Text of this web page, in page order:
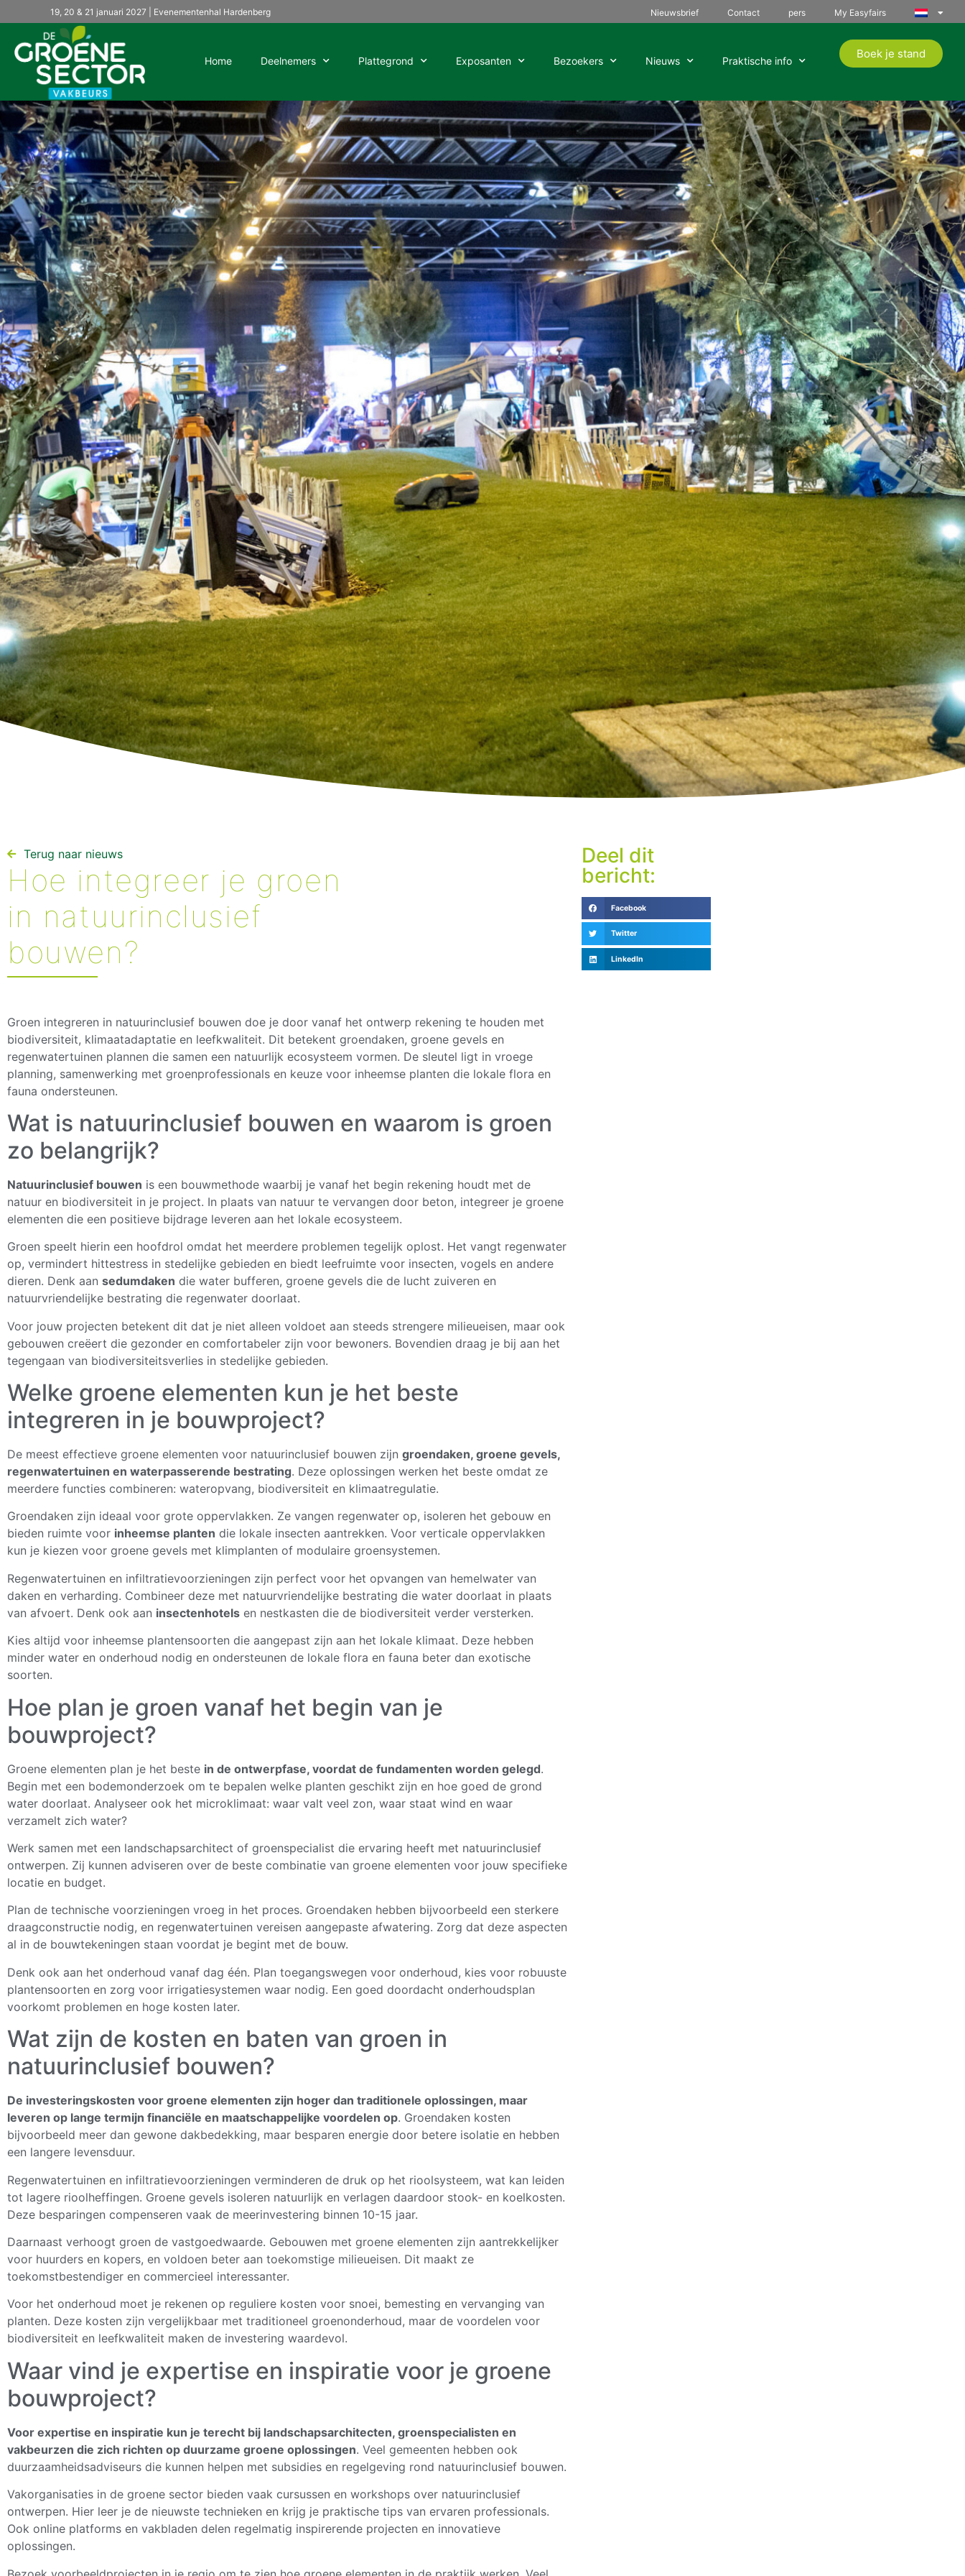
19, 20 & 21 januari 2027 | Evenementenhal Hardenberg Nieuwsbrief Contact pers My Easyfairs
Home Deelnemers Plattegrond Exposanten Bezoekers Nieuws Praktische info Boek je stand
Terug naar nieuws​
Hoe integreer je groen
in natuurinclusief
bouwen?
Groen integreren in natuurinclusief bouwen doe je door vanaf het ontwerp rekening te houden met
biodiversiteit, klimaatadaptatie en leefkwaliteit. Dit betekent groendaken, groene gevels en
regenwatertuinen plannen die samen een natuurlijk ecosysteem vormen. De sleutel ligt in vroege
planning, samenwerking met groenprofessionals en keuze voor inheemse planten die lokale flora en
fauna ondersteunen.
Wat is natuurinclusief bouwen en waarom is groen
zo belangrijk?
Natuurinclusief bouwen is een bouwmethode waarbij je vanaf het begin rekening houdt met de
natuur en biodiversiteit in je project. In plaats van natuur te vervangen door beton, integreer je groene
elementen die een positieve bijdrage leveren aan het lokale ecosysteem.
Groen speelt hierin een hoofdrol omdat het meerdere problemen tegelijk oplost. Het vangt regenwater
op, vermindert hittestress in stedelijke gebieden en biedt leefruimte voor insecten, vogels en andere
dieren. Denk aan sedumdaken die water bufferen, groene gevels die de lucht zuiveren en
natuurvriendelijke bestrating die regenwater doorlaat.
Voor jouw projecten betekent dit dat je niet alleen voldoet aan steeds strengere milieueisen, maar ook
gebouwen creëert die gezonder en comfortabeler zijn voor bewoners. Bovendien draag je bij aan het
tegengaan van biodiversiteitsverlies in stedelijke gebieden.
Welke groene elementen kun je het beste
integreren in je bouwproject?
De meest effectieve groene elementen voor natuurinclusief bouwen zijn groendaken, groene gevels,
regenwatertuinen en waterpasserende bestrating. Deze oplossingen werken het beste omdat ze
meerdere functies combineren: wateropvang, biodiversiteit en klimaatregulatie.
Groendaken zijn ideaal voor grote oppervlakken. Ze vangen regenwater op, isoleren het gebouw en
bieden ruimte voor inheemse planten die lokale insecten aantrekken. Voor verticale oppervlakken
kun je kiezen voor groene gevels met klimplanten of modulaire groensystemen.
Regenwatertuinen en infiltratievoorzieningen zijn perfect voor het opvangen van hemelwater van
daken en verharding. Combineer deze met natuurvriendelijke bestrating die water doorlaat in plaats
van afvoert. Denk ook aan insectenhotels en nestkasten die de biodiversiteit verder versterken.
Kies altijd voor inheemse plantensoorten die aangepast zijn aan het lokale klimaat. Deze hebben
minder water en onderhoud nodig en ondersteunen de lokale flora en fauna beter dan exotische
soorten.
Hoe plan je groen vanaf het begin van je
bouwproject?
Groene elementen plan je het beste in de ontwerpfase, voordat de fundamenten worden gelegd.
Begin met een bodemonderzoek om te bepalen welke planten geschikt zijn en hoe goed de grond
water doorlaat. Analyseer ook het microklimaat: waar valt veel zon, waar staat wind en waar
verzamelt zich water?
Werk samen met een landschapsarchitect of groenspecialist die ervaring heeft met natuurinclusief
ontwerpen. Zij kunnen adviseren over de beste combinatie van groene elementen voor jouw specifieke
locatie en budget.
Plan de technische voorzieningen vroeg in het proces. Groendaken hebben bijvoorbeeld een sterkere
draagconstructie nodig, en regenwatertuinen vereisen aangepaste afwatering. Zorg dat deze aspecten
al in de bouwtekeningen staan voordat je begint met de bouw.
Denk ook aan het onderhoud vanaf dag één. Plan toegangswegen voor onderhoud, kies voor robuuste
plantensoorten en zorg voor irrigatiesystemen waar nodig. Een goed doordacht onderhoudsplan
voorkomt problemen en hoge kosten later.
Wat zijn de kosten en baten van groen in
natuurinclusief bouwen?
De investeringskosten voor groene elementen zijn hoger dan traditionele oplossingen, maar
leveren op lange termijn financiële en maatschappelijke voordelen op. Groendaken kosten
bijvoorbeeld meer dan gewone dakbedekking, maar besparen energie door betere isolatie en hebben
een langere levensduur.
Regenwatertuinen en infiltratievoorzieningen verminderen de druk op het rioolsysteem, wat kan leiden
tot lagere rioolheffingen. Groene gevels isoleren natuurlijk en verlagen daardoor stook- en koelkosten.
Deze besparingen compenseren vaak de meerinvestering binnen 10-15 jaar.
Daarnaast verhoogt groen de vastgoedwaarde. Gebouwen met groene elementen zijn aantrekkelijker
voor huurders en kopers, en voldoen beter aan toekomstige milieueisen. Dit maakt ze
toekomstbestendiger en commercieel interessanter.
Voor het onderhoud moet je rekenen op reguliere kosten voor snoei, bemesting en vervanging van
planten. Deze kosten zijn vergelijkbaar met traditioneel groenonderhoud, maar de voordelen voor
biodiversiteit en leefkwaliteit maken de investering waardevol.
Waar vind je expertise en inspiratie voor je groene
bouwproject?
Voor expertise en inspiratie kun je terecht bij landschapsarchitecten, groenspecialisten en
vakbeurzen die zich richten op duurzame groene oplossingen. Veel gemeenten hebben ook
duurzaamheidsadviseurs die kunnen helpen met subsidies en regelgeving rond natuurinclusief bouwen.
Vakorganisaties in de groene sector bieden vaak cursussen en workshops over natuurinclusief
ontwerpen. Hier leer je de nieuwste technieken en krijg je praktische tips van ervaren professionals.
Ook online platforms en vakbladen delen regelmatig inspirerende projecten en innovatieve
oplossingen.
Deel dit
bericht:
Facebook
Twitter
LinkedIn